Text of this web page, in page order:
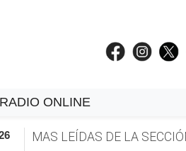
RADIO ONLINE
MAS LEÍDAS DE LA